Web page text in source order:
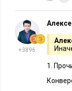
робот
компании
общения
в
+3896
1.